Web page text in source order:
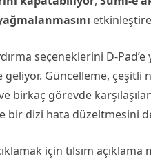
seçeneklerini D-
geliyor. Güncelleme,
birkaç görevde
bir dizi hata düzeltmesini
için tılsım